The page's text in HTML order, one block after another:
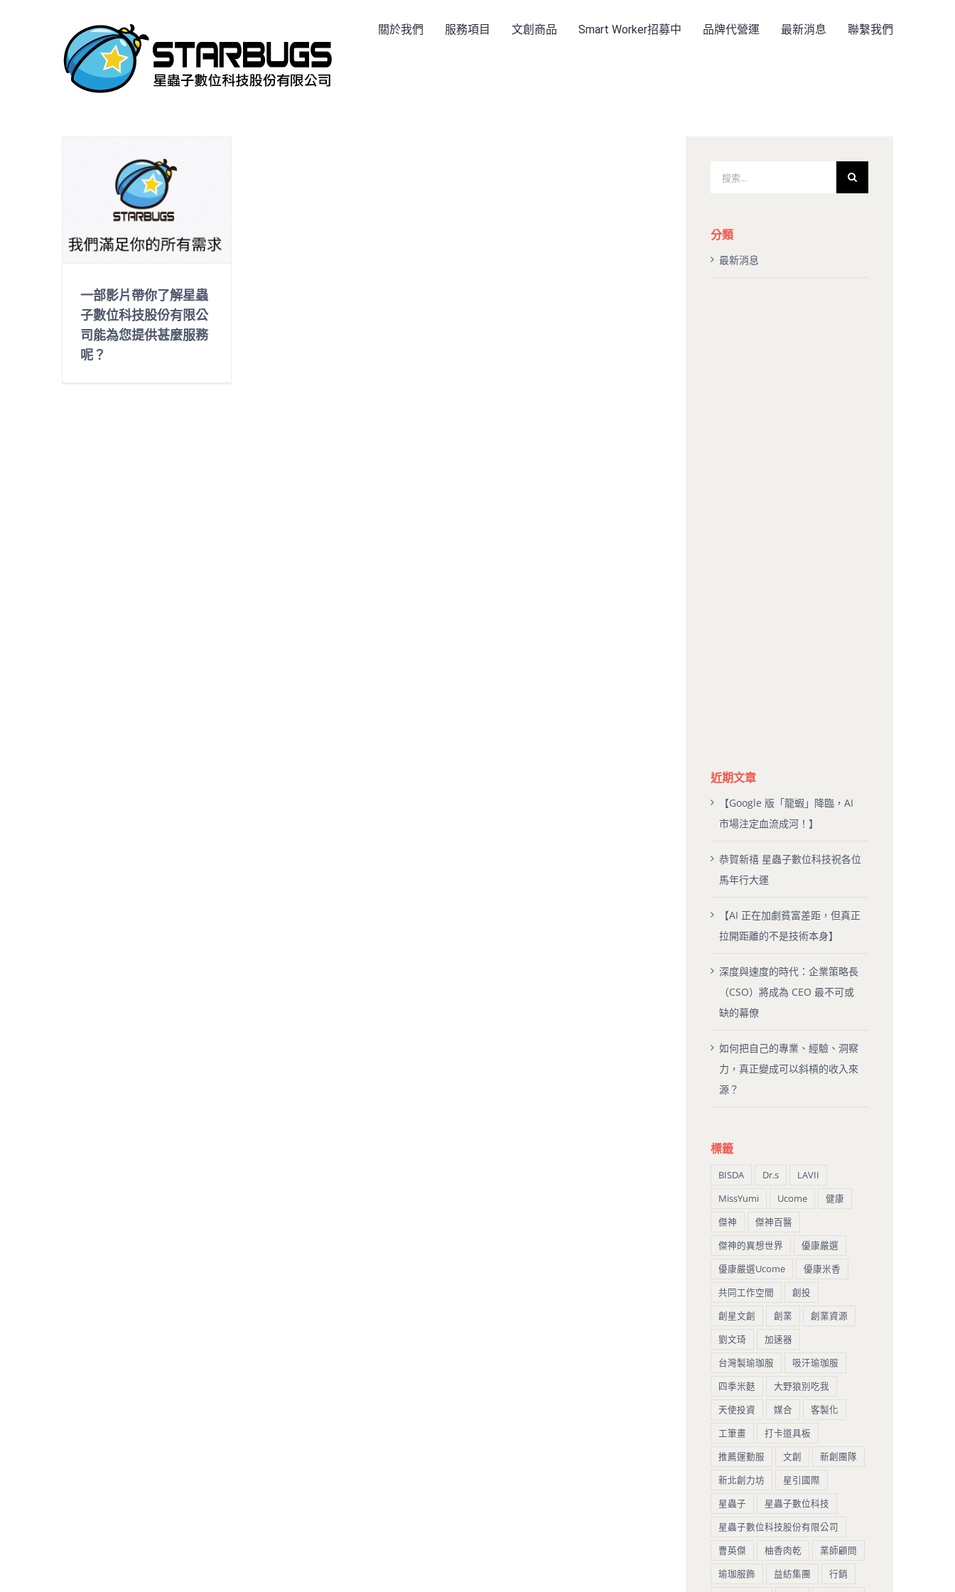
關於我們 服務項目 文創商品 Smart Worker招募中 品牌代營運 最新消息 聯繫我們
一部影片帶你了解星蟲
子數位科技股份有限公
司能為您提供甚麼服務
呢？
果：
分類
最新消息
近期文章
【Google 版「龍蝦」降臨，AI
市場注定血流成河！】
恭賀新禧 星蟲子數位科技祝各位
馬年行大運
【AI 正在加劇貧富差距，但真正
拉開距離的不是技術本身】
深度與速度的時代：企業策略長
（CSO）將成為 CEO 最不可或
缺的幕僚
如何把自己的專業、經驗、洞察
力，真正變成可以斜槓的收入來
源？
標籤
BISDA Dr.s
LAVII
MissYumi
Ucome
健康
傑神
傑神百醫
傑神的異想世界
優康嚴選
優康嚴選Ucome
優康米香
共同工作空間
創投
創星文創
創業
創業資源
劉文琦
加速器
台灣製瑜珈服
吸汗瑜珈服
四季米麩
大野狼別吃我
天使投資
媒合
客製化
工筆畫
打卡道具板
推薦運動服
文創
新創團隊
新北創力坊
星引國際
星蟲子
星蟲子數位科技
星蟲子數位科技股份有限公司
曹英傑
柚香肉乾
業師顧問
瑜珈服飾
益紡集團
行銷